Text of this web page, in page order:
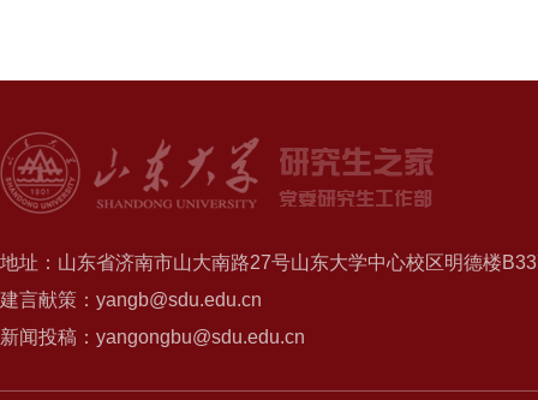
地址：山东省济南市山大南路27号山东大学中心校区明德楼
建言献策：yangb@sdu.edu.cn
新闻投稿：yangongbu@sdu.edu.cn